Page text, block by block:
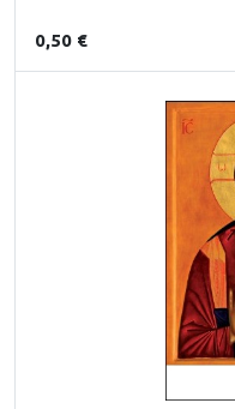
0,50 €